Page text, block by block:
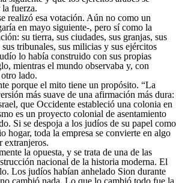
fuerza.
realizó esa votación. Aún no como un
en mayo siguiente-, pero sí como la
su tierra, sus ciudades, sus granjas, sus
tribunales, sus milicias y sus ejércitos
lo había construido con sus propias
mientras el mundo observaba y, con
lado.
porque el mito tiene un propósito. “La
más suave de una afirmación más dura:
que Occidente estableció una colonia en
es un proyecto colonial de asentamiento
Si se despoja a los judíos de su papel como
hogar, toda la empresa se convierte en algo
extranjeros.
la opuesta, y se trata de una de las
nacional de la historia moderna. El
Los judíos habían anhelado Sion durante
cambió nada. Lo que lo cambió todo fue la